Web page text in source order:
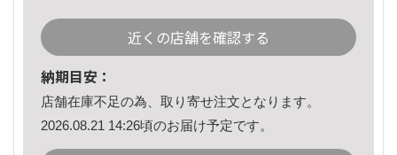
近くの店舗を確認する
納期目安：
店舗在庫不足の為、取り寄せ注文となります。
2026.08.21 14:26頃のお届け予定です。